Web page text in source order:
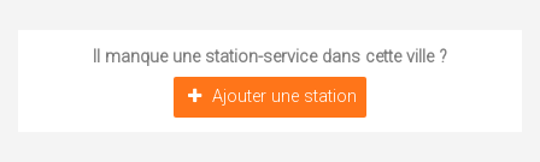
Il manque une station-service dans cette ville ?
Ajouter une station